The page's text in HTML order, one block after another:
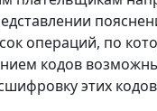
операций, по
кодов
этих